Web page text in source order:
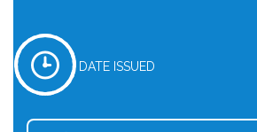
DATE ISSUED